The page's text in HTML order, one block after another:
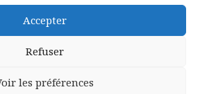
Accepter
Refuser
les préférences
et généalogie
et des environs